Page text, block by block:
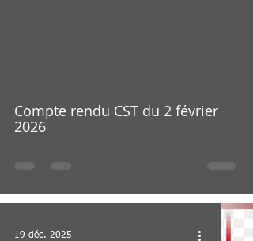
Compte rendu CST du 2 février
2026
19 déc. 2025